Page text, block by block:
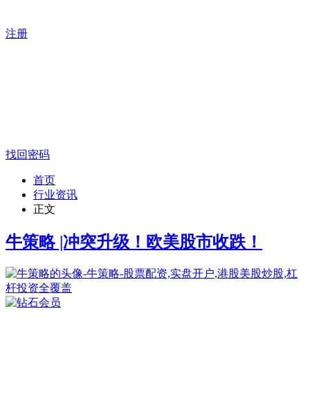
注册
找回密码
首页
行业资讯
正文
牛策略 |冲突升级！欧美股市收跌！